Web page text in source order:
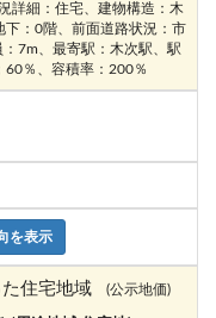
詳細：住宅、建物構造：木
：0階、前面道路状況：市
7m、最寄駅：木次駅、駅
60％、容積率：200％
を表示
た住宅地域 (公示地価)